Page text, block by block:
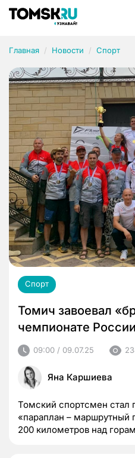
Главная Новости Спорт
Спорт
Томич завоевал
чемпионате России
09:00 / 09.07.25
Яна Каршиева
Томский спортсмен стал
«параплан – маршрутный
200 километров над